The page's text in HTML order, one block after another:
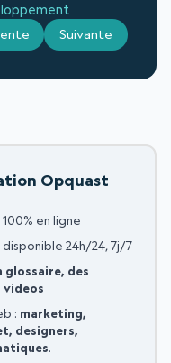
Suivante
Opquast
en ligne
disponible 24h/24, 7j/7
glossaire, des
videos
: marketing,
designers,
.